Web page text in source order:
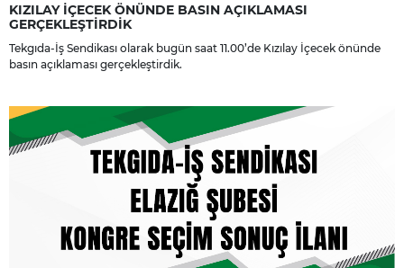
KIZILAY İÇECEK ÖNÜNDE BASIN AÇIKLAMASI
GERÇEKLEŞTİRDİK
Tekgıda-İş Sendikası olarak bugün saat 11.00’de Kızılay İçecek önünde
basın açıklaması gerçekleştirdik.